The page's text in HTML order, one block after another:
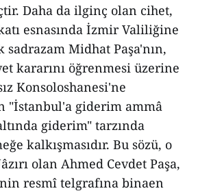
Daha da ilginç olan cihet,
esnasında İzmir Valiliğine
sadrazam Midhat Paşa'nın,
kararını öğrenmesi üzerine
Konsoloshanesi'ne
"İstanbul'a giderim ammâ
giderim" tarzında
kalkışmasıdır. Bu sözü, o
olan Ahmed Cevdet Paşa,
resmî telgrafına binaen